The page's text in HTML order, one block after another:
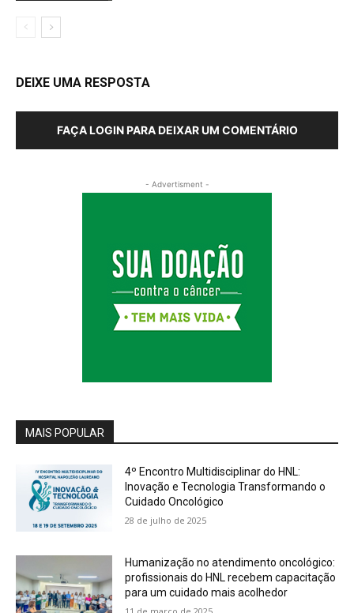
DEIXE UMA RESPOSTA
FAÇA LOGIN PARA DEIXAR UM COMENTÁRIO
- Advertisment -
MAIS POPULAR
4º Encontro Multidisciplinar do HNL:
Inovação e Tecnologia Transformando o
Cuidado Oncológico
28 de julho de 2025
Humanização no atendimento oncológico:
profissionais do HNL recebem capacitação
para um cuidado mais acolhedor